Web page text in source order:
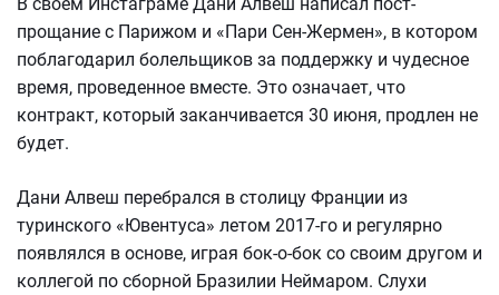
прощание с Парижом и «Пари Сен-Жермен», в котором
поблагодарил болельщиков за поддержку и чудесное
время, проведенное вместе. Это означает, что
контракт, который заканчивается 30 июня, продлен не
будет.
Дани Алвеш перебрался в столицу Франции из
туринского «Ювентуса» летом 2017-го и регулярно
появлялся в основе, играя бок-о-бок со своим другом и
коллегой по сборной Бразилии Неймаром. Слухи